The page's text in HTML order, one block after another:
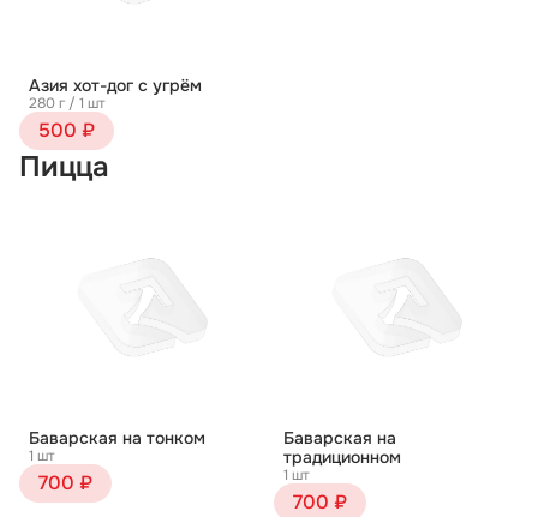
Азия хот-дог с угрём
280 г / 1 шт
500 ₽
Пицца
Баварская на тонком
1 шт
700 ₽
Баварская на
традиционном
1 шт
700 ₽